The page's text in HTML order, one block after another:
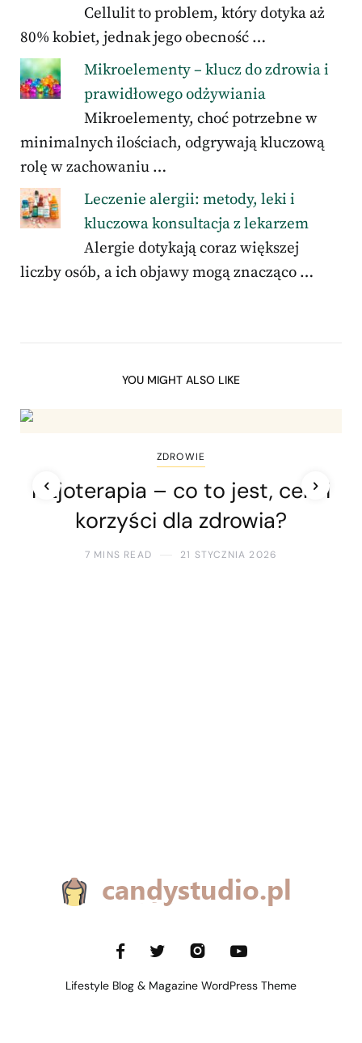
Cellulit to problem, który dotyka aż
80% kobiet, jednak jego obecność …
Mikroelementy – klucz do zdrowia i
prawidłowego odżywiania
Mikroelementy, choć potrzebne w
minimalnych ilościach, odgrywają kluczową
rolę w zachowaniu …
Leczenie alergii: metody, leki i
kluczowa konsultacja z lekarzem
Alergie dotykają coraz większej
liczby osób, a ich objawy mogą znacząco …
YOU MIGHT ALSO LIKE
ZDROWIE
Fizjoterapia – co to jest, cele i
korzyści dla zdrowia?
7 MINS READ 21 STYCZNIA 2026
Lifestyle Blog & Magazine WordPress Theme